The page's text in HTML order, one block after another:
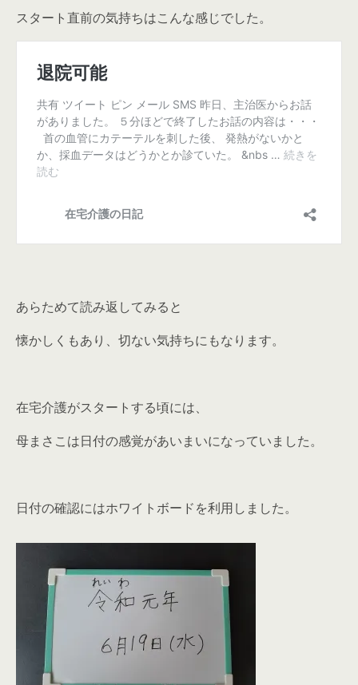
スタート直前の気持ちはこんな感じでした。
あらためて読み返してみると
懐かしくもあり、切ない気持ちにもなります。
在宅介護がスタートする頃には、
母まさこは日付の感覚があいまいになっていました。
日付の確認にはホワイトボードを利用しました。